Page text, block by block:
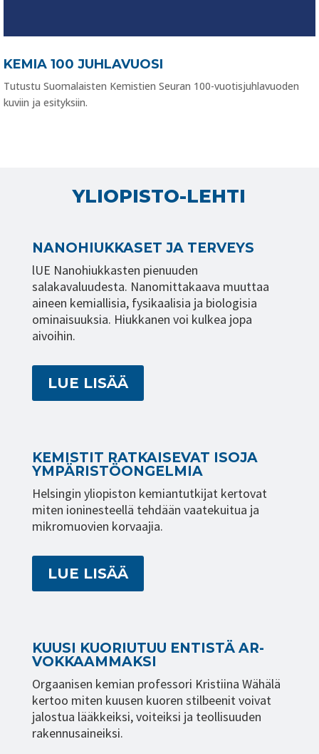
KEMIA 100 JUHLAVUOSI
Tutustu Suomalaisten Kemistien Seuran 100-vuotisjuhlavuoden
kuviin ja esityksiin.
YLIOPISTO-LEHTI
NANOHIUKKASET JA TERVEYS
lUE Nanohiukkasten pienuuden
salakavaluudesta. Nanomittakaava muuttaa
aineen kemiallisia, fysikaalisia ja biologisia
ominaisuuksia. Hiukkanen voi kulkea jopa
aivoihin.
LUE LISÄÄ
KE­MIS­TIT RAT­KAI­SE­VAT ISO­JA
YM­PÄ­RIS­TÖ­ON­GEL­MIA
Helsingin yliopiston kemiantutkijat kertovat
miten ioninesteellä tehdään vaatekuitua ja
mikromuovien korvaajia.
LUE LISÄÄ
KUUSI KUO­RIU­TUU EN­TIS­TÄ AR­
VOK­KAAM­MAK­SI
Orgaanisen kemian professori Kristiina Wähälä
kertoo miten kuusen kuoren stilbeenit voivat
jalostua lääkkeiksi, voiteiksi ja teollisuuden
rakennusaineiksi.